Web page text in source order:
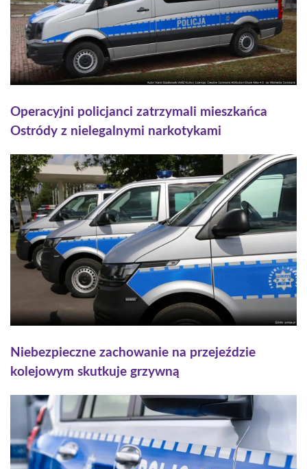
Operacyjni policjanci zatrzymali mieszkańca
Ostródy z nielegalnymi narkotykami
Niebezpieczne zachowanie na przejeździe
kolejowym skutkuje grzywną